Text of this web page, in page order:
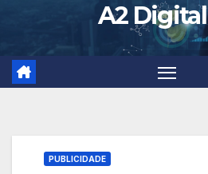
A2
PUBLICIDADE